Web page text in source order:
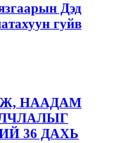
Дэд
гуйв
НААДАМ
36 ДАХЬ